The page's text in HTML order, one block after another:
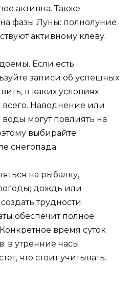
активна. Также
фазы Луны: полнолуние
активному клеву.
Если есть
записи об успешных
в каких условиях
Наводнение или
могут повлиять на
выбирайте
снегопада.
на рыбалку,
дождь или
трудности.
обеспечит полное
время суток
в утренние часы
что стоит учитывать.